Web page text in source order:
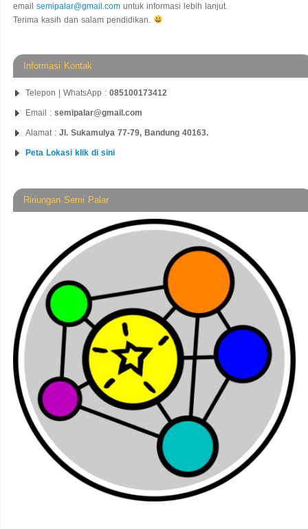
email semipalar@gmail.com untuk informasi lebih lanjut.
Terima kasih dan salam pendidikan.
Informasi Kontak
Telepon | WhatsApp : 085100173412
Email : semipalar@gmail.com
Alamat : Jl. Sukamulya 77-79, Bandung 40163.
Peta Lokasi klik di sini
Ririungan Semi Palar